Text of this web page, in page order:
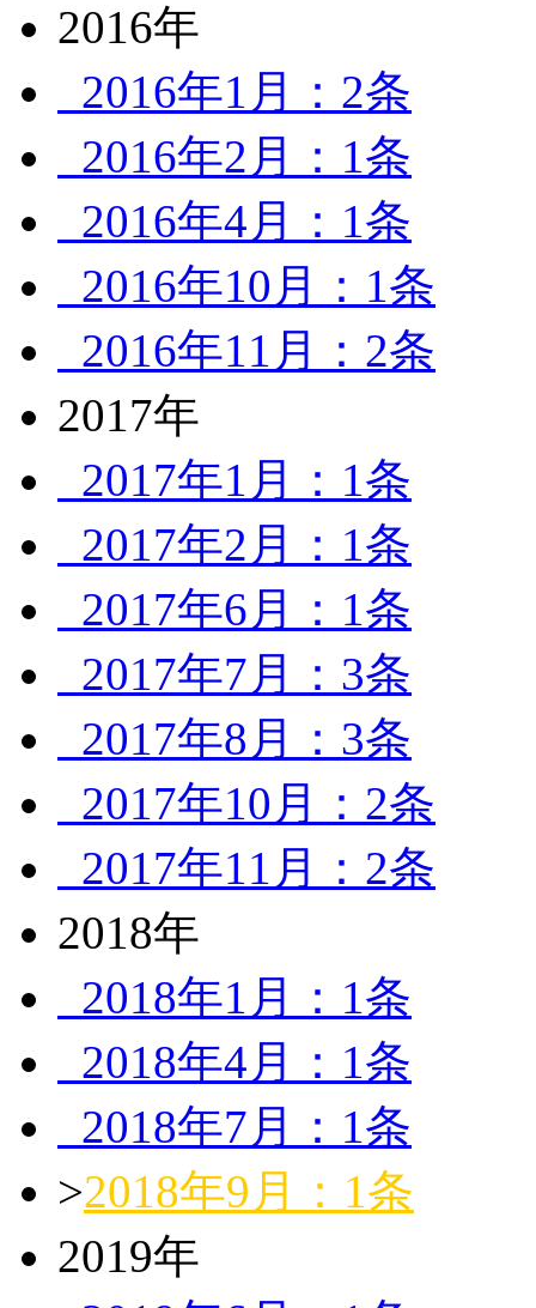
2016年
2016年1月：2条
2016年2月：1条
2016年4月：1条
2016年10月：1条
2016年11月：2条
2017年
2017年1月：1条
2017年2月：1条
2017年6月：1条
2017年7月：3条
2017年8月：3条
2017年10月：2条
2017年11月：2条
2018年
2018年1月：1条
2018年4月：1条
2018年7月：1条
>2018年9月：1条
2019年